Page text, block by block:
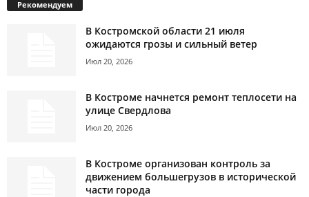
Рекомендуем
В Костромской области 21 июля
ожидаются грозы и сильный ветер
Июл 20, 2026
В Костроме начнется ремонт теплосети на
улице Свердлова
Июл 20, 2026
В Костроме организован контроль за
движением большегрузов в исторической
части города